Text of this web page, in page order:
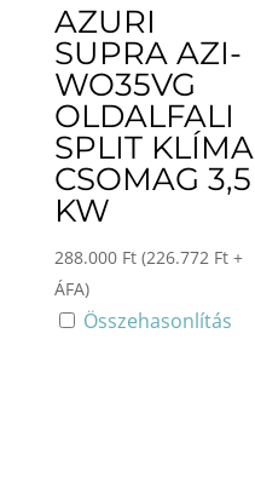
AZURI
SUPRA AZI-
WO35VG
OLDALFALI
SPLIT KLÍMA
CSOMAG 3,5
KW
288.000 Ft (226.772 Ft+
ÁFA)
Összehasonlítás